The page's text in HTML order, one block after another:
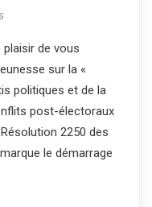
plaisir de vous
sur la «
politiques et de la
post-électoraux
2250 des
le démarrage